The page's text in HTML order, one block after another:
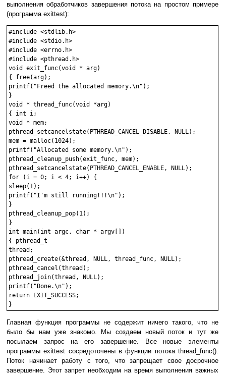
выполнения обработчиков завершения потока на простом примере
(программа exittest):
#include <stdlib.h>
#include <stdio.h>
#include <errno.h>
#include <pthread.h>
void exit_func(void * arg)
{ free(arg);
printf("Freed the allocated memory.\n");
}
void * thread_func(void *arg)
{ int i;
void * mem;
pthread_setcancelstate(PTHREAD_CANCEL_DISABLE, NULL);
mem = malloc(1024);
printf("Allocated some memory.\n");
pthread_cleanup_push(exit_func, mem);
pthread_setcancelstate(PTHREAD_CANCEL_ENABLE, NULL);
for (i = 0; i < 4; i++) {
sleep(1);
printf("I'm still running!!!\n");
}
pthread_cleanup_pop(1);
}
int main(int argc, char * argv[])
{ pthread_t
thread;
pthread_create(&thread, NULL, thread_func, NULL);
pthread_cancel(thread);
pthread_join(thread, NULL);
printf("Done.\n");
return EXIT_SUCCESS;
Главная функция программы не содержит ничего такого, что не
было бы нам уже знакомо. Мы создаем новый поток и тут же
посылаем запрос на его завершение. Все новые элементы
программы exittest сосредоточены в функции потока thread_func().
Поток начинает работу с того, что запрещает свое досрочное
завершение. Этот запрет необходим на время выполнения важных